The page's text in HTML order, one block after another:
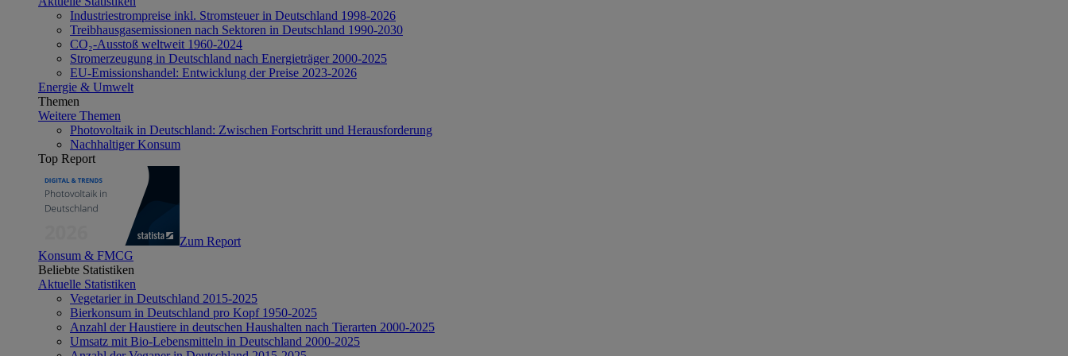
Industriestrompreise inkl. Stromsteuer in Deutschland 1998-2026
Treibhausgasemissionen nach Sektoren in Deutschland 1990-2030
CO₂-Ausstoß weltweit 1960-2024
Stromerzeugung in Deutschland nach Energieträger 2000-2025
EU-Emissionshandel: Entwicklung der Preise 2023-2026
Energie & Umwelt
Themen
Weitere Themen
Photovoltaik in Deutschland: Zwischen Fortschritt und Herausforderung
Nachhaltiger Konsum
Top Report
Zum Report
Konsum & FMCG
Beliebte Statistiken
Aktuelle Statistiken
Vegetarier in Deutschland 2015-2025
Bierkonsum in Deutschland pro Kopf 1950-2025
Anzahl der Haustiere in deutschen Haushalten nach Tierarten 2000-2025
Umsatz mit Bio-Lebensmitteln in Deutschland 2000-2025